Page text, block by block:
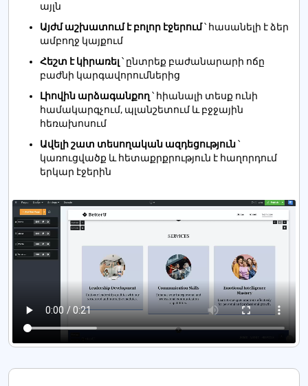
այլն
Այժմ աշխատում է բոլոր էջերում՝ հասանելի է ձեր
ամբողջ կայքում
Հեշտ է կիրառել՝ ընտրեք բաժանարարի ոճը
բաժնի կարգավորումներից
Լիովին արձագանքող՝ հիանալի տեսք ունի
համակարգչում, պլանշետում և բջջային
հեռախոսում
Ավելի շատ տեսողական ազդեցություն՝
կառուցվածք և հետաքրքրություն է հաղորդում
երկար էջերին